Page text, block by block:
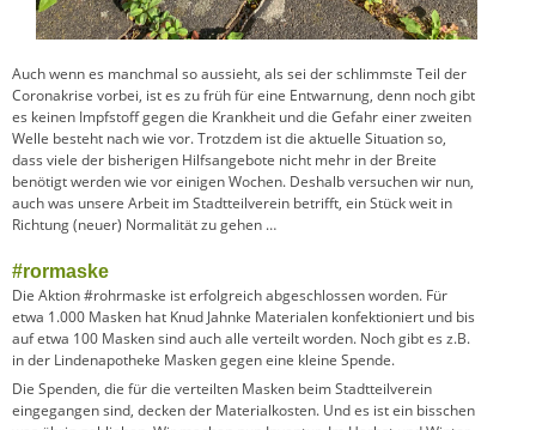
Auch wenn es manchmal so aussieht, als sei der schlimmste Teil der
Coronakrise vorbei, ist es zu früh für eine Entwarnung, denn noch gibt
es keinen Impfstoff gegen die Krankheit und die Gefahr einer zweiten
Welle besteht nach wie vor. Trotzdem ist die aktuelle Situation so,
dass viele der bisherigen Hilfsangebote nicht mehr in der Breite
benötigt werden wie vor einigen Wochen. Deshalb versuchen wir nun,
auch was unsere Arbeit im Stadtteilverein betrifft, ein Stück weit in
Richtung (neuer) Normalität zu gehen …
#rormaske
Die Aktion #rohrmaske ist erfolgreich abgeschlossen worden. Für
etwa 1.000 Masken hat Knud Jahnke Materialen konfektioniert und bis
auf etwa 100 Masken sind auch alle verteilt worden. Noch gibt es z.B.
in der Lindenapotheke Masken gegen eine kleine Spende.
Die Spenden, die für die verteilten Masken beim Stadtteilverein
eingegangen sind, decken der Materialkosten. Und es ist ein bisschen